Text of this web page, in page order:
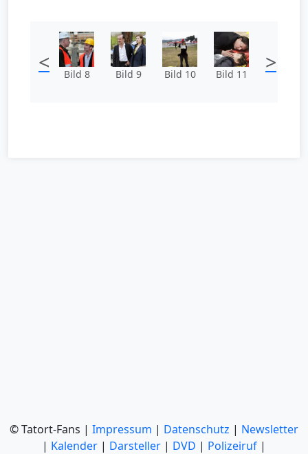
< Bild 8 Bild 9 Bild 10 Bild 11 >
© Tatort-Fans | Impressum | Datenschutz | Newsletter
| Kalender | Darsteller | DVD | Polizeiruf |